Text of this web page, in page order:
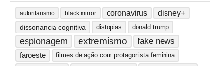
autoritarismo black mirror coronavirus disney+
dissonancia cognitiva distopias donald trump
espionagem extremismo fake news
faroeste filmes de ação com protagonista feminina